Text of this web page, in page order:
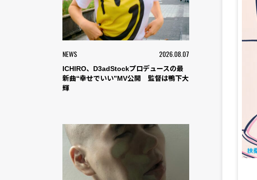
NEWS 2026.08.07
ICHIRO、D3adStockプロデュースの最
新曲“幸せでいい”MV公開 監督は鴨下大
輝